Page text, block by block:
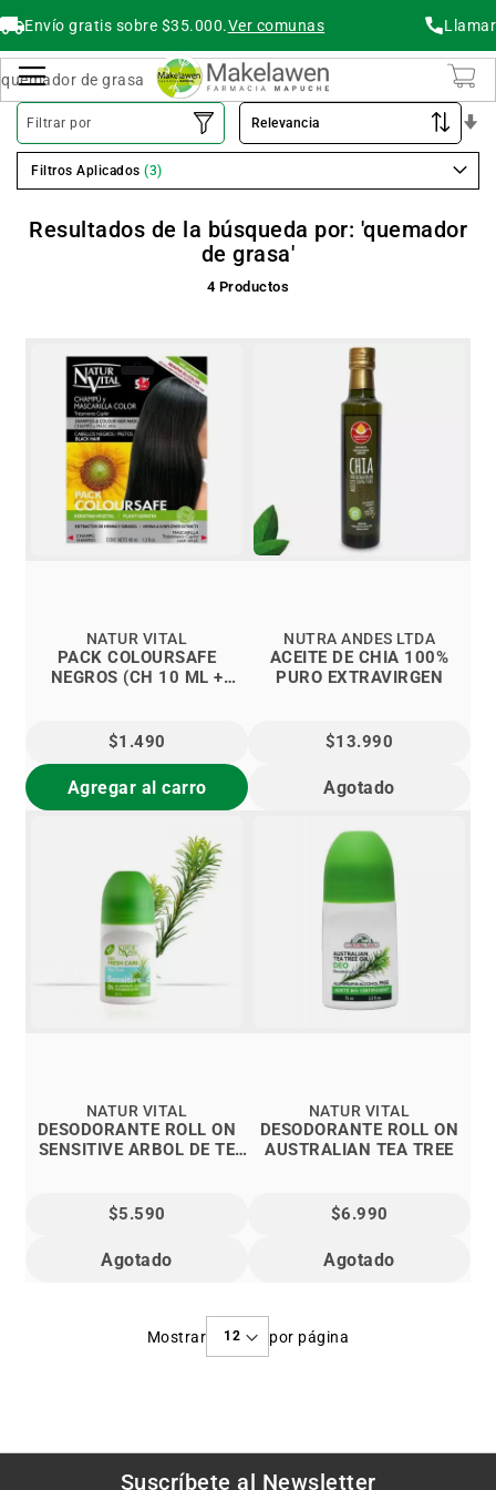
Envío gratis sobre $35.000.Ver comunas Llamar
Resultados de la búsqueda por: 'quemador
de grasa'
4Productos
PACK COLOURSAFE
NEGROS (CH 10 ML +
NATUR VITAL
$1.490
Agregar al carro
ACEITE DE CHIA 100%
PURO EXTRAVIRGEN
NUTRA ANDES LTDA
$13.990
Agotado
DESODORANTE ROLL ON
SENSITIVE ARBOL DE TE
NATUR VITAL
$5.590
Agotado
DESODORANTE ROLL ON
AUSTRALIAN TEA TREE
NATUR VITAL
$6.990
Agotado
Mostrar por página
Filtrar por
Filtros Aplicados
Suscríbete al Newsletter